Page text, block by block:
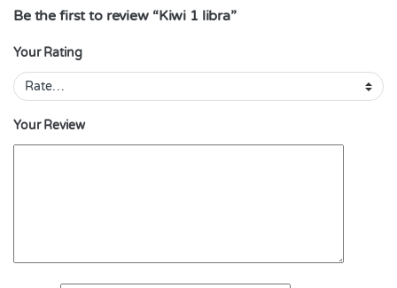
Be the first to review “Kiwi 1 libra”
Your Rating
Your Review